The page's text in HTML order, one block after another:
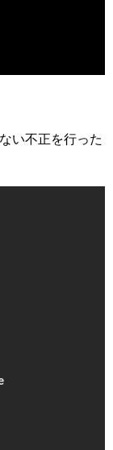
い不正を行った